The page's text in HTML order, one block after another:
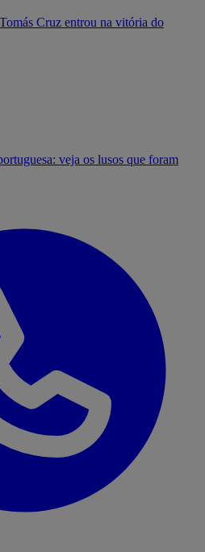
Cruz entrou na vitória do
veja os lusos que foram